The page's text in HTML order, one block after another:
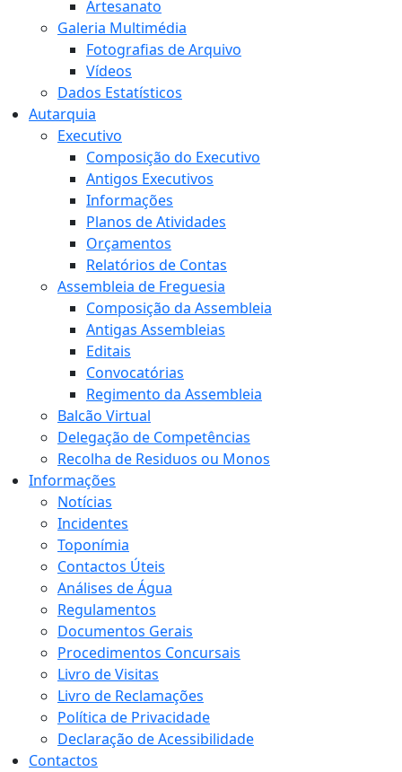
Artesanato
Galeria Multimédia
Fotografias de Arquivo
Vídeos
Dados Estatísticos
Autarquia
Executivo
Composição do Executivo
Antigos Executivos
Informações
Planos de Atividades
Orçamentos
Relatórios de Contas
Assembleia de Freguesia
Composição da Assembleia
Antigas Assembleias
Editais
Convocatórias
Regimento da Assembleia
Balcão Virtual
Delegação de Competências
Recolha de Residuos ou Monos
Informações
Notícias
Incidentes
Toponímia
Contactos Úteis
Análises de Água
Regulamentos
Documentos Gerais
Procedimentos Concursais
Livro de Visitas
Livro de Reclamações
Política de Privacidade
Declaração de Acessibilidade
Contactos